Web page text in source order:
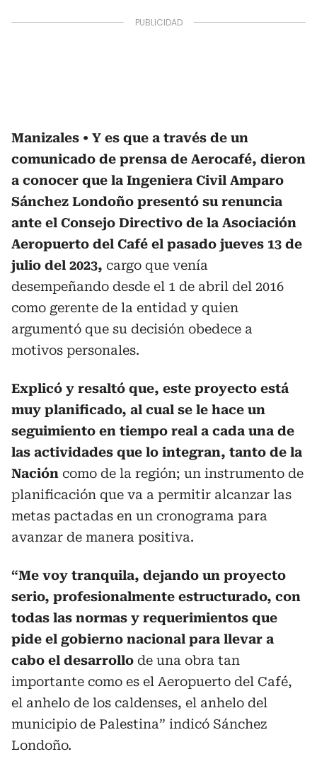
Manizales
Y es que a través de un
comunicado de prensa de Aerocafé, dieron
a conocer que la Ingeniera Civil Amparo
Sánchez Londoño presentó su renuncia
ante el Consejo Directivo de la Asociación
Aeropuerto del Café el pasado jueves 13 de
julio del 2023, cargo que venía
desempeñando desde el 1 de abril del 2016
como gerente de la entidad y quien
argumentó que su decisión obedece a
motivos personales.
Explicó y resaltó que, este proyecto está
muy planificado, al cual se le hace un
seguimiento en tiempo real a cada una de
las actividades que lo integran, tanto de la
Nación como de la región; un instrumento de
planificación que va a permitir alcanzar las
metas pactadas en un cronograma para
avanzar de manera positiva.
“Me voy tranquila, dejando un proyecto
serio, profesionalmente estructurado, con
todas las normas y requerimientos que
pide el gobierno nacional para llevar a
cabo el desarrollo de una obra tan
importante como es el Aeropuerto del Café,
el anhelo de los caldenses, el anhelo del
municipio de Palestina” indicó Sánchez
Londoño.